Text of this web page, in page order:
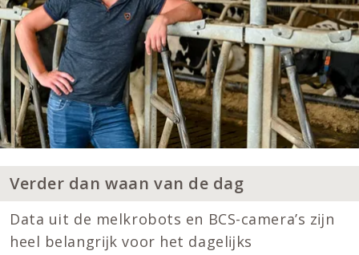
Verder dan waan van de dag
Data uit de melkrobots en BCS-camera’s zĳn
heel belangrĳk voor het dagelĳks